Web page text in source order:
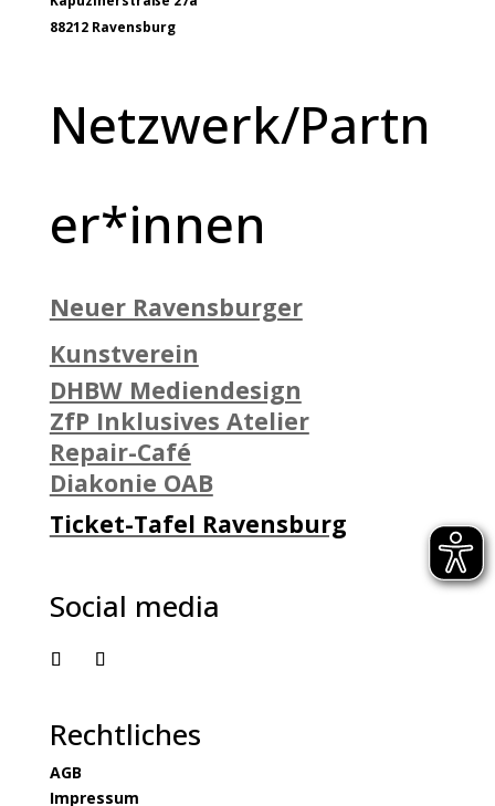
88212 Ravensburg
Netzwerk/Partn
er*innen
Neuer Ravensburger
Kunstverein
DHBW Mediendesign
ZfP Inklusives Atelier
Repair-Café
Diakonie OAB
Ticket-Tafel Ravensburg
Social media
Rechtliches
AGB
Impressum